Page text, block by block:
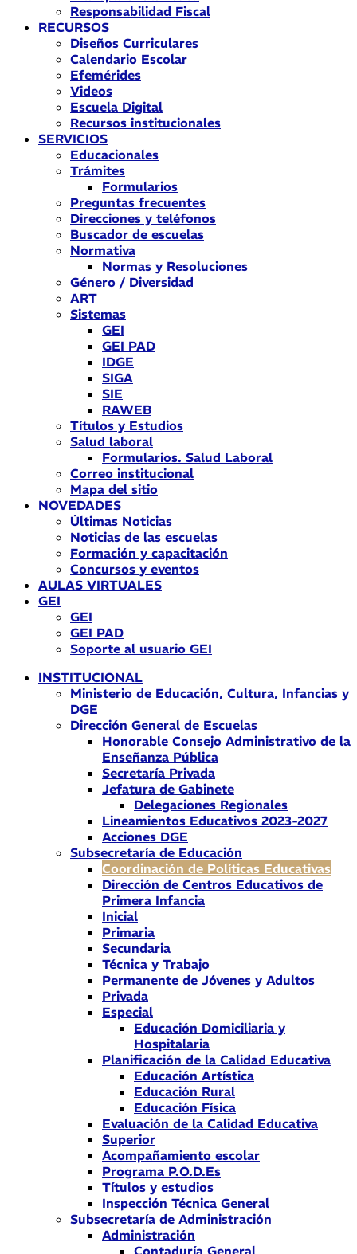
Responsabilidad Fiscal
RECURSOS
Diseños Curriculares
Calendario Escolar
Efemérides
Videos
Escuela Digital
Recursos institucionales
SERVICIOS
Educacionales
Trámites
Formularios
Preguntas frecuentes
Direcciones y teléfonos
Buscador de escuelas
Normativa
Normas y Resoluciones
Género / Diversidad
ART
Sistemas
GEI
GEI PAD
IDGE
SIGA
SIE
RAWEB
Títulos y Estudios
Salud laboral
Formularios. Salud Laboral
Correo institucional
Mapa del sitio
NOVEDADES
Últimas Noticias
Noticias de las escuelas
Formación y capacitación
Concursos y eventos
AULAS VIRTUALES
GEI
GEI
GEI PAD
Soporte al usuario GEI
INSTITUCIONAL
Ministerio de Educación, Cultura, Infancias y
DGE
Dirección General de Escuelas
Honorable Consejo Administrativo de la
Enseñanza Pública
Secretaría Privada
Jefatura de Gabinete
Delegaciones Regionales
Lineamientos Educativos 2023-2027
Acciones DGE
Subsecretaría de Educación
Coordinación de Políticas Educativas
Dirección de Centros Educativos de
Primera Infancia
Inicial
Primaria
Secundaria
Técnica y Trabajo
Permanente de Jóvenes y Adultos
Privada
Especial
Educación Domiciliaria y
Hospitalaria
Planificación de la Calidad Educativa
Educación Artística
Educación Rural
Educación Física
Evaluación de la Calidad Educativa
Superior
Acompañamiento escolar
Programa P.O.D.Es
Títulos y estudios
Inspección Técnica General
Subsecretaría de Administración
Administración
Contaduría General